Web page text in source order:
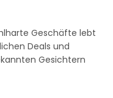
Geschäfte lebt
Deals und
Gesichtern